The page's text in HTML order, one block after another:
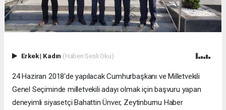
Erkek| Kadın (Haberi Sesli Oku)
24 Haziran 2018'de yapılacak Cumhurbaşkanı ve Milletvekili
Genel Seçiminde milletvekili adayı olmak için başvuru yapan
deneyimli siyasetçi Bahattin Ünver, Zeytinburnu Haber